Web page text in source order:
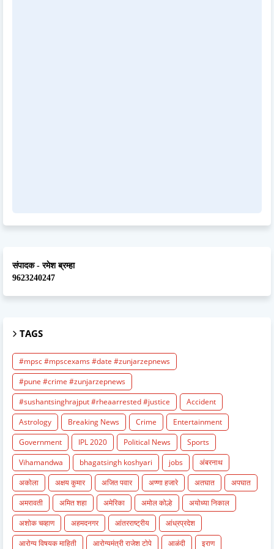
संपादक - रमेश ब्रम्हा
9623240247
TAGS
#mpsc #mpscexams #date #zunjarzepnews
#pune #crime #zunjarzepnews
#sushantsinghrajput #rheaarrested #justice
Accident
Astrology
Breaking News Crime
Entertainment
Government
IPL 2020 Political News
Sports
Vihamandwa
bhagatsingh koshyari jobs
अंबरनाथ
अकोला
अक्षय कुमार अजित पवार अण्णा हजारे अतघात
अपघात
अमरावती
अमित शहा अमेरिका अमोल कोल्हे
अयोध्या निकाल
अशोक चव्हाण
अहमदनगर आंतरराष्ट्रीय
आंध्रप्रदेश
आरोग्य विषयक माहिती
आरोग्यमंत्री राजेश टोपे आळंदी इराण